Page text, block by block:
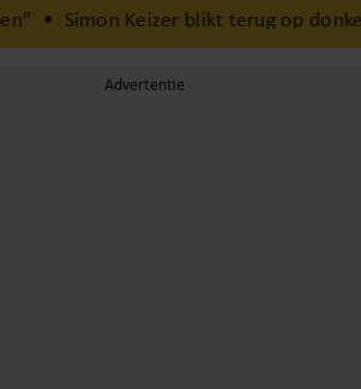
blikt terug op donkere periode: ‘Ik